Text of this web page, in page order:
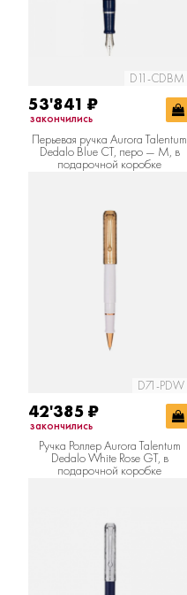
D11-CDBM
53'841 ₽
закончились
Перьевая ручка Aurora Talentum
Dedalo Blue CT, перо — M, в
подарочной коробке
D71-PDW
42'385 ₽
закончились
Ручка Роллер Aurora Talentum
Dedalo White Rose GT, в
подарочной коробке